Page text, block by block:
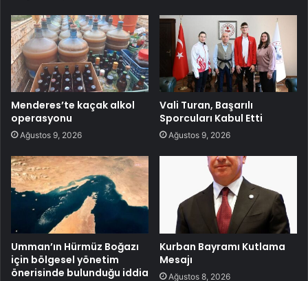
Menderes’te kaçak alkol
operasyonu
Ağustos 9, 2026
Vali Turan, Başarılı
Sporcuları Kabul Etti
Ağustos 9, 2026
Umman’ın Hürmüz Boğazı
için bölgesel yönetim
önerisinde bulunduğu iddia
Kurban Bayramı Kutlama
Mesajı
Ağustos 8, 2026